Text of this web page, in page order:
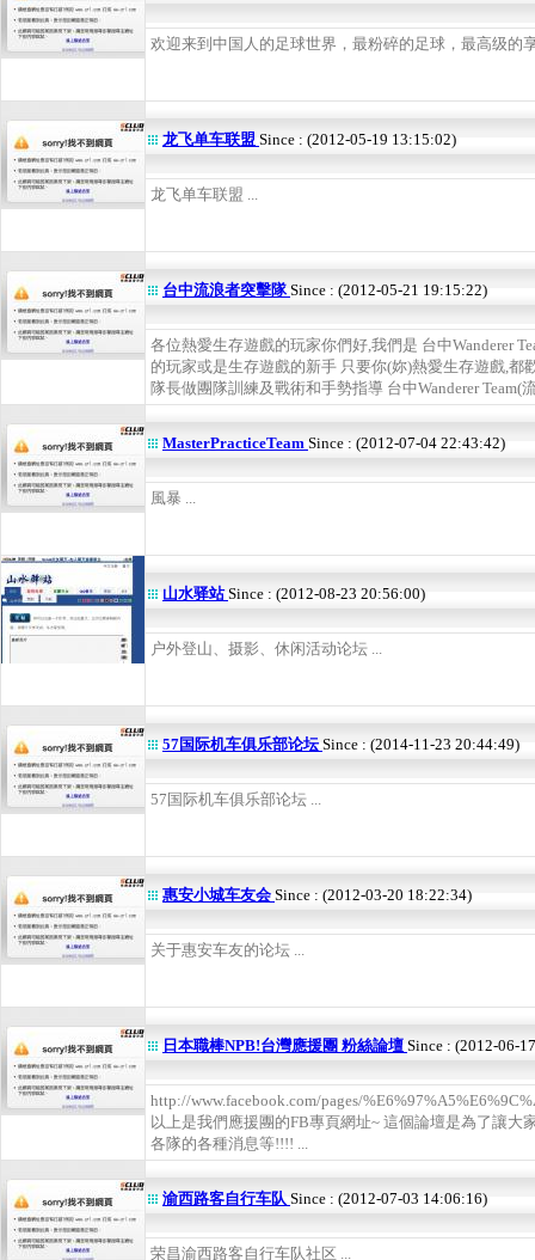
欢迎来到中国人的足球世界，最粉碎的足球，最高级的
龙飞单车联盟 Since : (2012-05-19 13:15:02)
龙飞单车联盟 ...
台中流浪者突擊隊Since : (2012-05-21 19:15:22)
各位熱愛生存遊戲的玩家你們好,我們是 台中Wanderer
的玩家或是生存遊戲的新手 只要你(妳)熱愛生存遊戲,
隊長做團隊訓練及戰術和手勢指導 台中Wanderer Team(
MasterPracticeTeam Since : (2012-07-04 22:43:42)
風暴 ...
山水驿站Since : (2012-08-23 20:56:00)
户外登山、摄影、休闲活动论坛 ...
57国际机车俱乐部论坛Since : (2014-11-23 20:44:49)
57国际机车俱乐部论坛 ...
惠安小城车友会 Since : (2012-03-20 18:22:34)
关于惠安车友的论坛 ...
日本職棒NPB!台灣應援團 粉絲論壇 Since : (2012-06-
http://www.facebook.com/pages/
以上是我們應援團的FB專頁網址~ 這個論壇是為了讓
各隊的各種消息等!!!! ...
渝西路客自行车队 Since : (2012-07-03 14:06:16)
荣昌渝西路客自行车队社区 ...